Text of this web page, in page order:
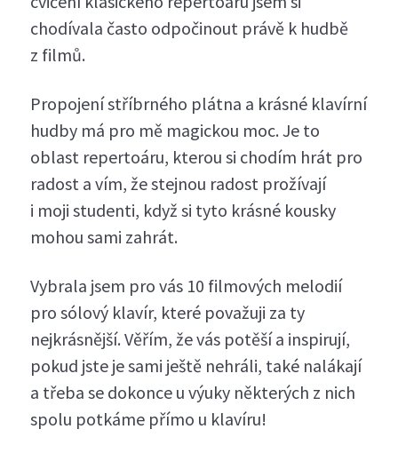
chodívala často odpočinout právě k hudbě
z filmů.
Propojení stříbrného plátna a krásné klavírní
hudby má pro mě magickou moc. Je to
oblast repertoáru, kterou si chodím hrát pro
radost a vím, že stejnou radost prožívají
i moji studenti, když si tyto krásné kousky
mohou sami zahrát.
Vybrala jsem pro vás 10 filmových melodií
pro sólový klavír, které považuji za ty
nejkrásnější. Věřím, že vás potěší a inspirují,
pokud jste je sami ještě nehráli, také nalákají
a třeba se dokonce u výuky některých z nich
spolu potkáme přímo u klavíru!